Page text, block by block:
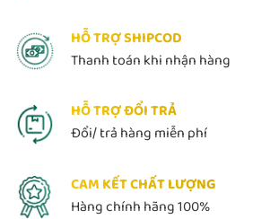
HỖ TRỢ SHIPCOD
Thanh toán khi nhận hàng
HỖ TRỢ ĐỔI TRẢ
Đổi/ trả hàng miễn phí
CAM KẾT CHẤT LƯỢNG
Hàng chính hãng 100%